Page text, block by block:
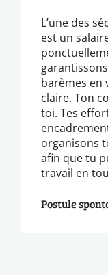
L’une des
est un
barèmes en
claire. Ton
toi. Tes
organisons
afin que tu
travail en
Postule